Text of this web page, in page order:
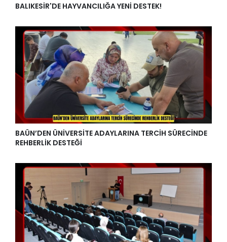
BALIKESİR'DE HAYVANCILIĞA YENİ DESTEK!
BAÜN’DEN ÜNİVERSİTE ADAYLARINA TERCİH SÜRECİNDE
REHBERLİK DESTEĞİ